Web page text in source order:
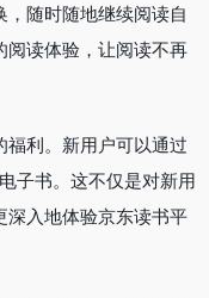
随时随地继续阅读自
阅读体验，让阅读不再
福利。新用户可以通过
子书。这不仅是对新用
深入地体验京东读书平